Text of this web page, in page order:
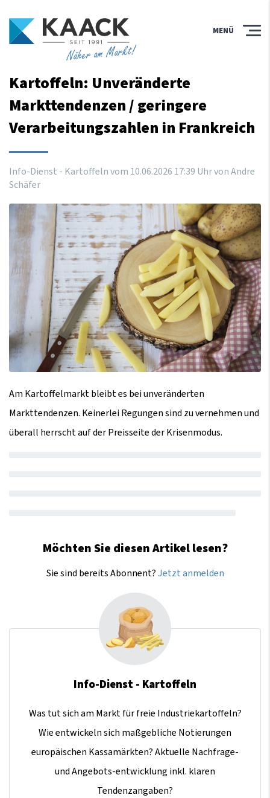
Näher am Markt!
MENÜ
Kartoffeln: Unveränderte
Markttendenzen / geringere
Verarbeitungszahlen in Frankreich
Info-Dienst - Kartoffeln vom 10.06.2026 17:39 Uhrvon Andre
Schäfer
Am Kartoffelmarkt bleibt es bei unveränderten
Markttendenzen. Keinerlei Regungen sind zu vernehmen und
überall herrscht auf der Preisseite der Krisenmodus.
Möchten Sie diesen Artikel lesen?
Sie sind bereits Abonnent?Jetzt anmelden
Info-Dienst - Kartoffeln
Was tut sich am Markt für freie Industriekartoffeln?
Wie entwickeln sich maßgebliche Notierungen
europäischen Kassamärkten? Aktuelle Nachfrage-
und Angebots-entwicklung inkl. klaren
Tendenzangaben?